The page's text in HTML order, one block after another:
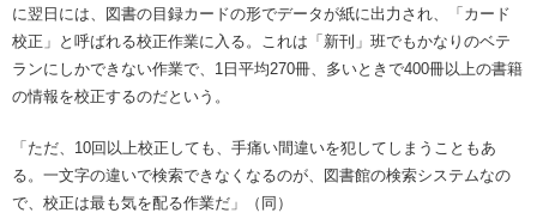
に翌日には、図書の目録カードの形でデータが紙に出力され、「カード
校正」と呼ばれる校正作業に入る。これは「新刊」班でもかなりのベテ
ランにしかできない作業で、1日平均270冊、多いときで400冊以上の書籍
の情報を校正するのだという。
「ただ、10回以上校正しても、手痛い間違いを犯してしまうこともあ
る。一文字の違いで検索できなくなるのが、図書館の検索システムなの
で、校正は最も気を配る作業だ」（同）